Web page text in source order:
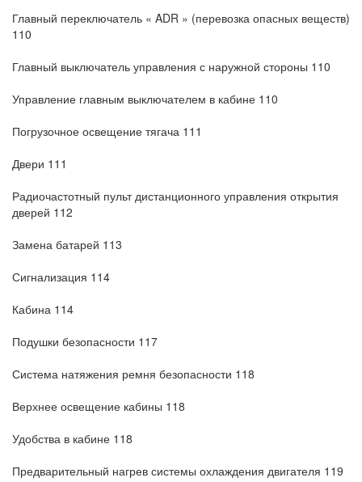
Главный переключатель « ADR » (перевозка опасных веществ)
110
Главный выключатель управления с наружной стороны 110
Управление главным выключателем в кабине 110
Погрузочное освещение тягача 111
Двери 111
Радиочастотный пульт дистанционного управления открытия
дверей 112
Замена батарей 113
Сигнализация 114
Кабина 114
Подушки безопасности 117
Система натяжения ремня безопасности 118
Верхнее освещение кабины 118
Удобства в кабине 118
Предварительный нагрев системы охлаждения двигателя 119